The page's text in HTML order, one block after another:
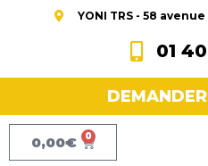
YONI TRS - 58
01 40
0,00€ 0